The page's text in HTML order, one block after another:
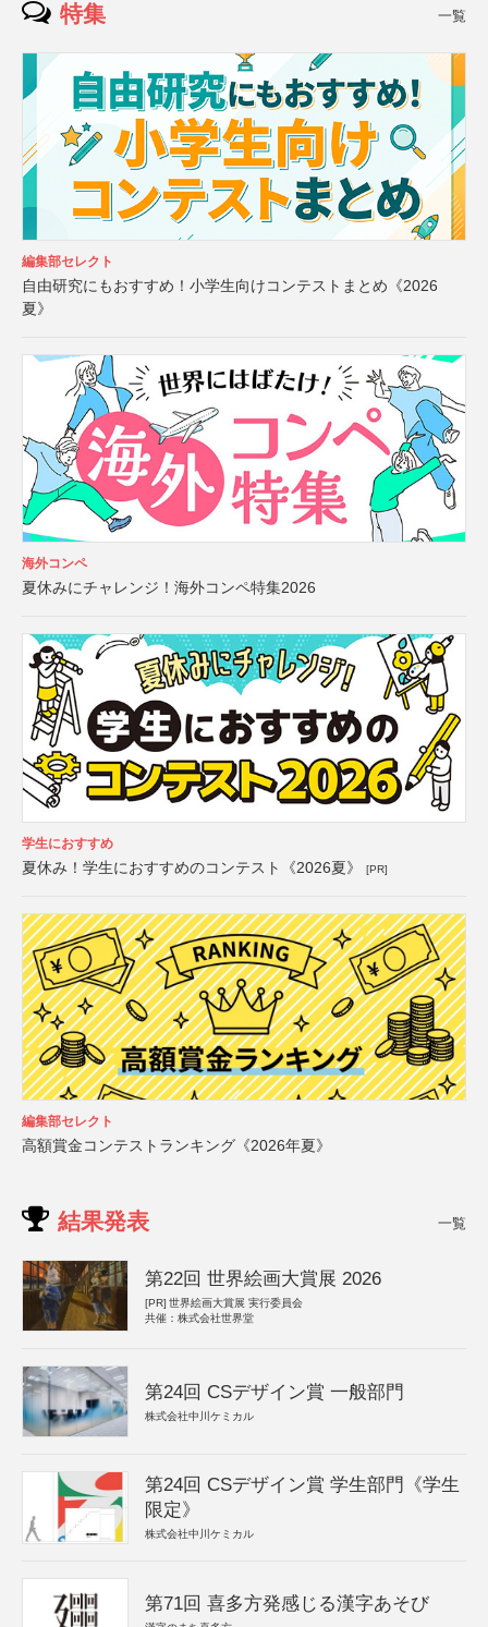
特集 一覧
編集部セレクト
自由研究にもおすすめ！小学生向けコンテストまとめ《2026
夏》
海外コンペ
夏休みにチャレンジ！海外コンペ特集2026
学生におすすめ
夏休み！学生におすすめのコンテスト《2026夏》 [PR]
編集部セレクト
高額賞金コンテストランキング《2026年夏》
結果発表 一覧
第22回 世界絵画大賞展 2026
[PR] 世界絵画大賞展 実行委員会
共催：株式会社世界堂
第24回 CSデザイン賞 一般部門
株式会社中川ケミカル
第24回 CSデザイン賞 学生部門《学生
限定》
株式会社中川ケミカル
第71回 喜多方発感じる漢字あそび